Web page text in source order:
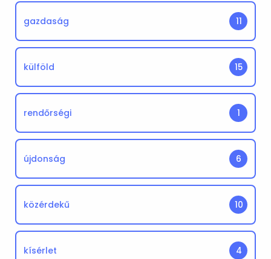
gazdaság 11
külföld 15
rendőrségi 1
újdonság 6
közérdekű 10
kísérlet 4